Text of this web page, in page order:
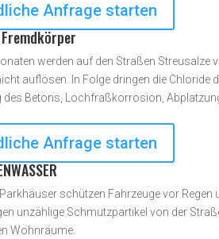
Anfrage starten
werden auf den Straßen
auflösen. In Folge dringen die Chloride
Betons, Lochfraßkorrosion,
Anfrage starten
schützen Fahrzeuge vor
unzählige Schmutzpartikel von der
Wohnräume.